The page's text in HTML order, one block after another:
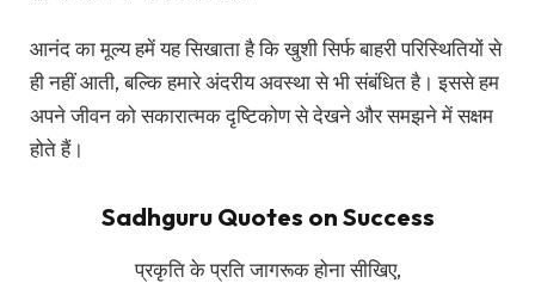
आनंद का मूल्य हमें यह सिखाता है कि खुशी सिर्फ बाहरी परिस्थितियों से
ही नहीं आती, बल्कि हमारे अंदरीय अवस्था से भी संबंधित है। इससे हम
अपने जीवन को सकारात्मक दृष्टिकोण से देखने और समझने में सक्षम
होते हैं।
Sadhguru Quotes on Success
प्रकृति के प्रति जागरूक होना सीखिए,